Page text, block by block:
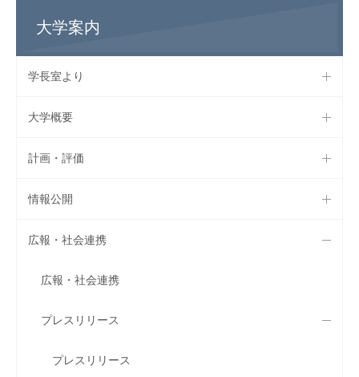
大学案内
学長室より
大学概要
計画・評価
情報公開
広報・社会連携
広報・社会連携
プレスリリース
プレスリリース